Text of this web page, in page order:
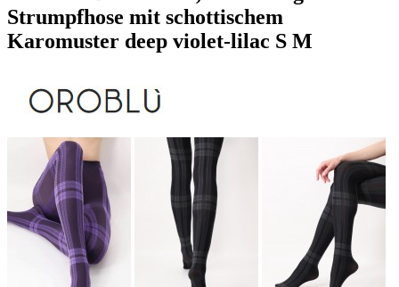
Strumpfhose mit schottischem
Karomuster deep violet-lilac S M